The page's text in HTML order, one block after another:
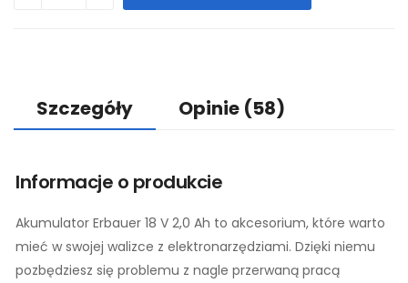
Szczegóły Opinie (58)
Informacje o produkcie
Akumulator Erbauer 18 V 2,0 Ah to akcesorium, które warto
mieć w swojej walizce z elektronarzędziami. Dzięki niemu
pozbędziesz się problemu z nagle przerwaną pracą